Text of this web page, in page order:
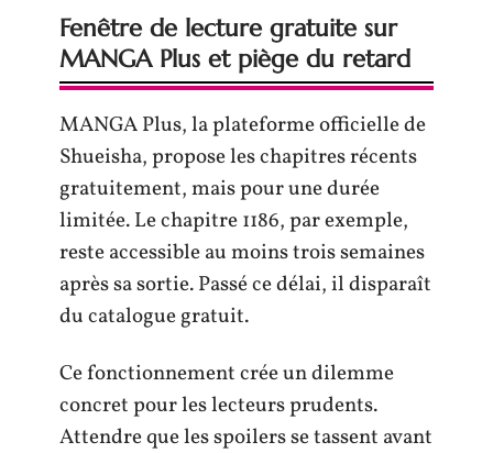
Fenêtre de lecture gratuite sur
MANGA Plus et piège du retard
MANGA Plus, la plateforme officielle de
Shueisha, propose les chapitres récents
gratuitement, mais pour une durée
limitée. Le chapitre 1186, par exemple,
reste accessible au moins trois semaines
après sa sortie. Passé ce délai, il disparaît
du catalogue gratuit.
Ce fonctionnement crée un dilemme
concret pour les lecteurs prudents.
Attendre que les spoilers se tassent avant